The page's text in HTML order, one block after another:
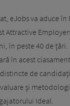
eJobs va aduce
Attractive
în peste 40 de
în acest
de
și
Ideal.